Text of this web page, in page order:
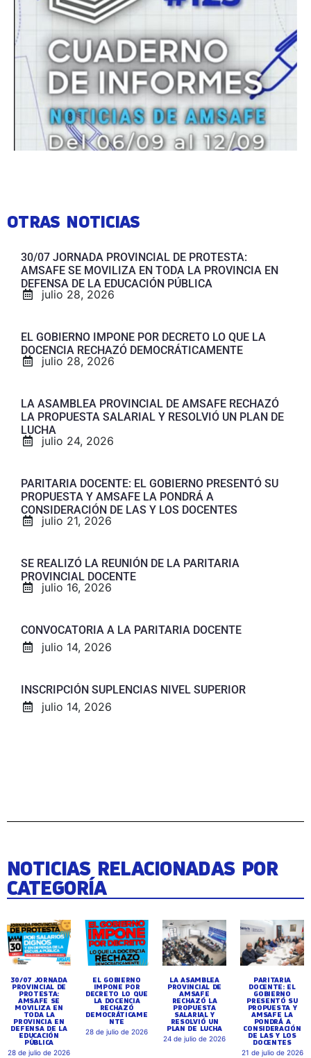
OTRAS NOTICIAS
30/07 JORNADA PROVINCIAL DE PROTESTA:
AMSAFE SE MOVILIZA EN TODA LA PROVINCIA EN
DEFENSA DE LA EDUCACIÓN PÚBLICA
julio 28, 2026
EL GOBIERNO IMPONE POR DECRETO LO QUE LA
DOCENCIA RECHAZÓ DEMOCRÁTICAMENTE
julio 28, 2026
LA ASAMBLEA PROVINCIAL DE AMSAFE RECHAZÓ
LA PROPUESTA SALARIAL Y RESOLVIÓ UN PLAN DE
LUCHA
julio 24, 2026
PARITARIA DOCENTE: EL GOBIERNO PRESENTÓ SU
PROPUESTA Y AMSAFE LA PONDRÁ A
CONSIDERACIÓN DE LAS Y LOS DOCENTES
julio 21, 2026
SE REALIZÓ LA REUNIÓN DE LA PARITARIA
PROVINCIAL DOCENTE
julio 16, 2026
CONVOCATORIA A LA PARITARIA DOCENTE
julio 14, 2026
INSCRIPCIÓN SUPLENCIAS NIVEL SUPERIOR
julio 14, 2026
NOTICIAS RELACIONADAS POR
CATEGORÍA
30/07 JORNADA
PROVINCIAL DE
PROTESTA:
AMSAFE SE
MOVILIZA EN
TODA LA
PROVINCIA EN
DEFENSA DE LA
EDUCACIÓN
PÚBLICA
28 de julio de 2026
EL GOBIERNO
IMPONE POR
DECRETO LO QUE
LA DOCENCIA
RECHAZÓ
DEMOCRÁTICAME
NTE
28 de julio de 2026
LA ASAMBLEA
PROVINCIAL DE
AMSAFE
RECHAZÓ LA
PROPUESTA
SALARIAL Y
RESOLVIÓ UN
PLAN DE LUCHA
24 de julio de 2026
PARITARIA
DOCENTE: EL
GOBIERNO
PRESENTÓ SU
PROPUESTA Y
AMSAFE LA
PONDRÁ A
CONSIDERACIÓN
DE LAS Y LOS
DOCENTES
21 de julio de 2026